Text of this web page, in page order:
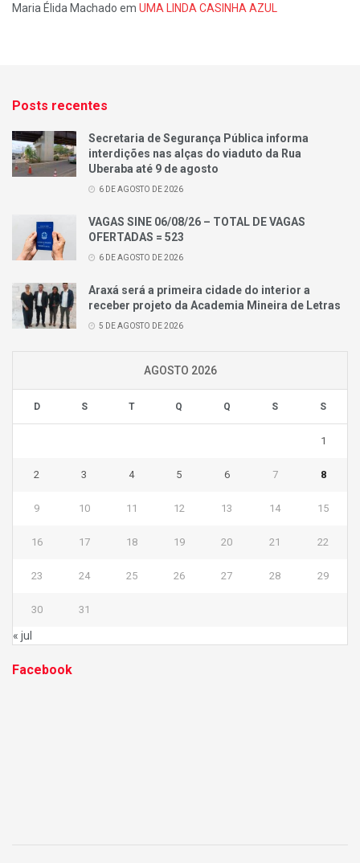
Maria Élida Machado em UMA LINDA CASINHA AZUL
Posts recentes
Secretaria de Segurança Pública informa
interdições nas alças do viaduto da Rua
Uberaba até 9 de agosto
6 DE AGOSTO DE 2026
VAGAS SINE 06/08/26 – TOTAL DE VAGAS
OFERTADAS = 523
6 DE AGOSTO DE 2026
Araxá será a primeira cidade do interior a
receber projeto da Academia Mineira de Letras
5 DE AGOSTO DE 2026
AGOSTO 2026
D S T Q Q S S
1
2 3 4 5 6 7 8
9 10 11 12 13 14 15
16 17 18 19 20 21 22
23 24 25 26 27 28 29
30 31
« jul
Facebook